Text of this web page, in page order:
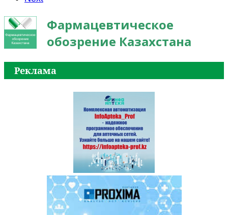
Фармацевтическое
обозрение Казахстана
Реклама